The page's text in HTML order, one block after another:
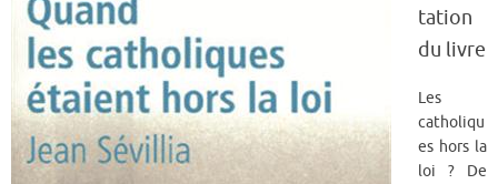
tation
du livre
Les
catholiqu
es hors la
loi ? De